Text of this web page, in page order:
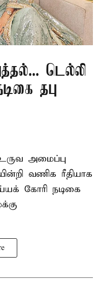
டெல்லி
தபு
அமைப்பு
வணிக ரீதியாக
கோரி நடிகை